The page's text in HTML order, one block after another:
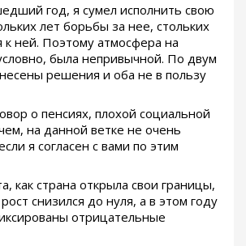
год, я сумел исполнить свою
лет борьбы за нее, стольких
к ней. Поэтому атмосфера на
была непривычной. По двум
решения и оба не в пользу
о пенсиях, плохой социальной
на данной ветке не очень
я согласен с вами по этим
как страна открыла свои границы,
снизился до нуля, а в этом году
отрицательные